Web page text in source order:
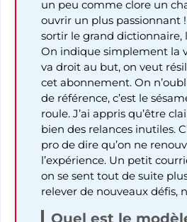
un peu comme clore un
ouvrir un plus passionnant
sortir le grand dictionnaire,
On indique simplement la
va droit au but, on veut
cet abonnement. On
de référence, c’est le
roule. J’ai appris qu’être
bien des relances inutiles.
pro de dire qu’on ne
l’expérience. Un petit
on se sent tout de suite
relever de nouveaux défis,
Quel est le